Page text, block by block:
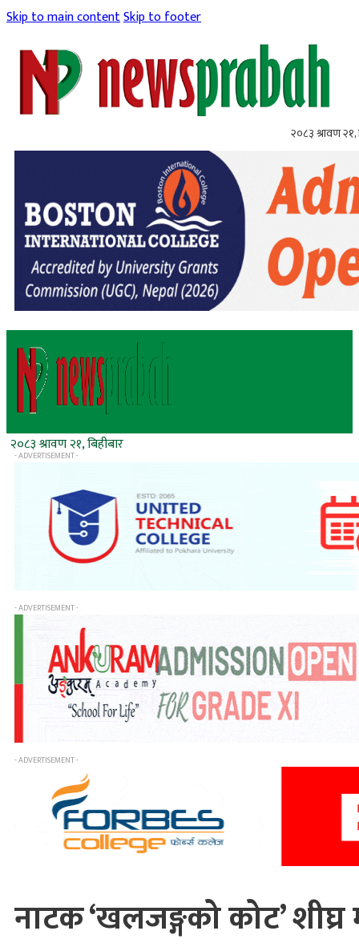
Skip to main contentSkip to footer
२०८३ श्रावण २१,
२०८३ श्रावण २१, बिहीबार
- ADVERTISEMENT -
- ADVERTISEMENT -
- ADVERTISEMENT -
नाटक ‘खलजङ्गको कोट’ शीघ्र